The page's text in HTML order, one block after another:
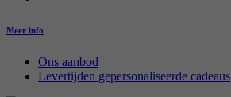
Meer info
Ons aanbod
Levertijden gepersonaliseerde cadeaus